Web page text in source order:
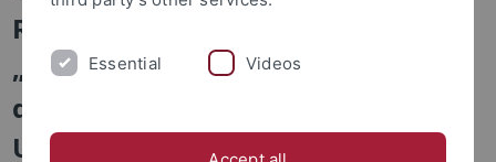
Radio Micro-Europa: Sendung (149)
„Rund ums Studium“ am Sonntag,
den 14. Januar 2018 von 12 bis 13
Uhr im Freien Radio Wüste Welle
Essential Videos